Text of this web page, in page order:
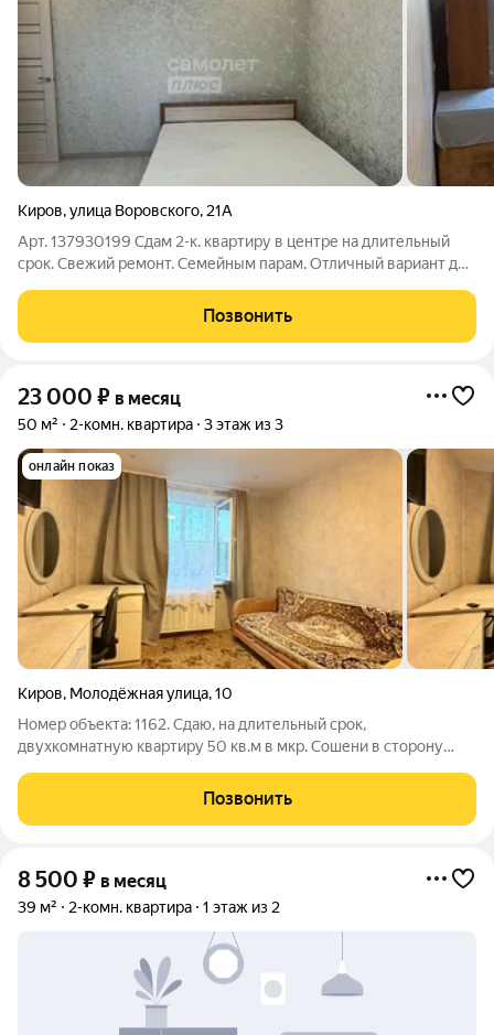
Киров,улица Воровского, 21А
Арт. 137930199 Сдам 2-к. квартиру в центре на длительный
срок. Свежий ремонт. Семейным парам. Отличный вариант для
до школ/садов).
Позвонить
23 000 ₽ в месяц
50 м² 2-комн. квартира 3 этаж из 3
онлайн показ
Киров, Молодёжная улица,10
Номер объекта: 1162. Сдаю, на длительный срок,
двухкомнатную квартиру 50 кв.м в мкр. Сошени в сторону
в Нововятском районе вся инфраструктура ( магазины,
поликлиника, школа, садик,
Позвонить
8 500 ₽ в месяц
39 м² 2-комн. квартира 1 этаж из 2